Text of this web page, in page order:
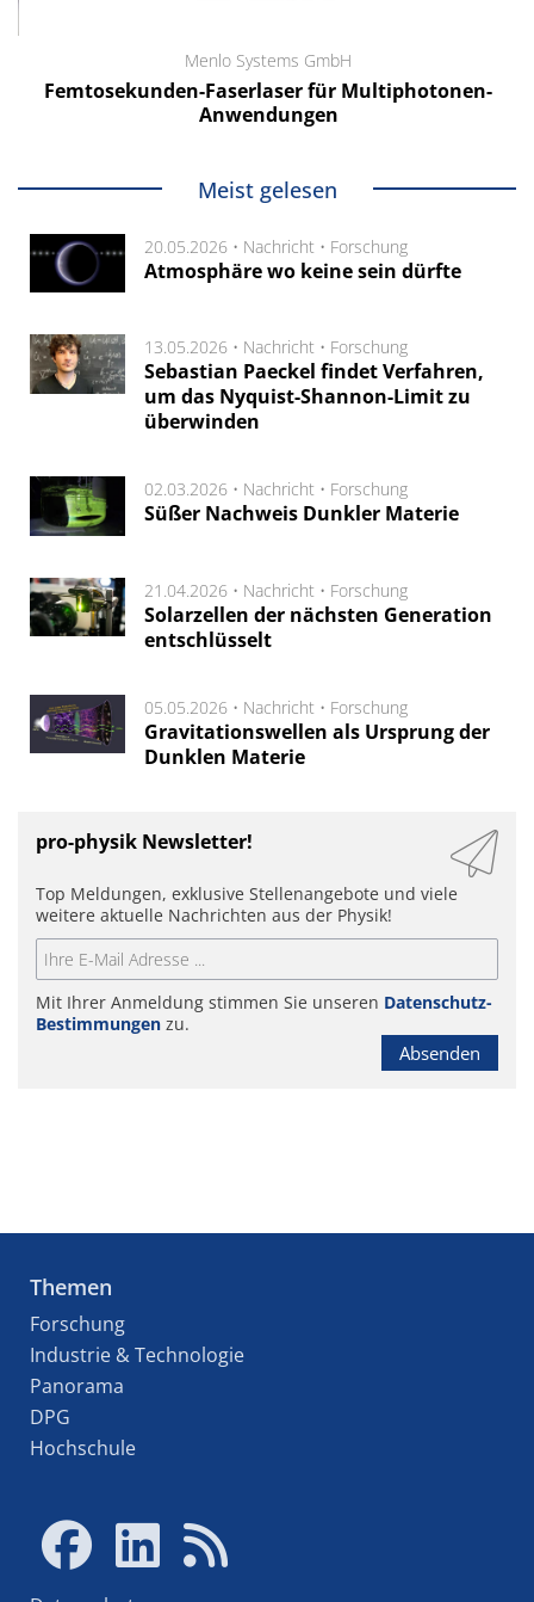
Menlo Systems GmbH
Femtosekunden-Faserlaser für Multiphotonen-
Anwendungen
Meist gelesen
20.05.2026 • Nachricht • Forschung
Atmosphäre wo keine sein dürfte
13.05.2026 • Nachricht • Forschung
Sebastian Paeckel findet Verfahren,
um das Nyquist-Shannon-Limit zu
überwinden
02.03.2026 • Nachricht • Forschung
Süßer Nachweis Dunkler Materie
21.04.2026 • Nachricht • Forschung
Solarzellen der nächsten Generation
entschlüsselt
05.05.2026 • Nachricht • Forschung
Gravitationswellen als Ursprung der
Dunklen Materie
pro-physik Newsletter!
Top Meldungen, exklusive Stellenangebote und viele
weitere aktuelle Nachrichten aus der Physik!
Mit Ihrer Anmeldung stimmen Sie unseren Datenschutz-
Bestimmungen zu.
Absenden
Themen
Forschung
Industrie & Technologie
Panorama
DPG
Hochschule